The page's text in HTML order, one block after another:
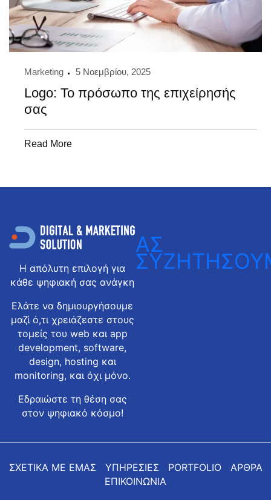
Marketing 5 Νοεμβρίου, 2025
Logo: Το πρόσωπο της επιχείρησής
σας
Read More
Η απόλυτη επιλογή για
κάθε ψηφιακή σας ανάγκη
Ελάτε να δημιουργήσουμε
μαζί ό,τι χρειάζεστε στους
τομείς του web και app
development, software,
design, hosting και
monitoring, και όχι μόνο.
Εδραιώστε τη θέση σας
στον ψηφιακό κόσμο!
ΑΣ
ΣΧΕΤΙΚΑ ΜΕ ΕΜΑΣ ΥΠΗΡΕΣΙΕΣ PORTFOLIO
ΑΡΘΡΑ
ΕΠΙΚΟΙΝΩΝΙΑ